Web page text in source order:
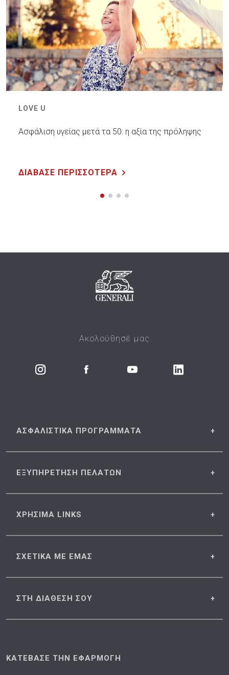
LOVE U
Ασφάλιση υγείας μετά τα 50: η αξία της πρόληψης
ΔΙΑΒΑΣΕ ΠΕΡΙΣΣΟΤΕΡΑ
Ακολούθησέ μας
ΑΣΦΑΛΙΣΤΙΚΑ ΠΡΟΓΡΑΜΜΑΤΑ
ΕΞΥΠΗΡΕΤΗΣΗ ΠΕΛΑΤΩΝ
ΧΡΗΣΙΜΑ LINKS
ΣΧΕΤΙΚΑ ΜΕ ΕΜΑΣ
ΣΤΗ ΔΙΑΘΕΣΗ ΣΟΥ
ΚΑΤΕΒΑΣΕ ΤΗΝ ΕΦΑΡΜΟΓΗ